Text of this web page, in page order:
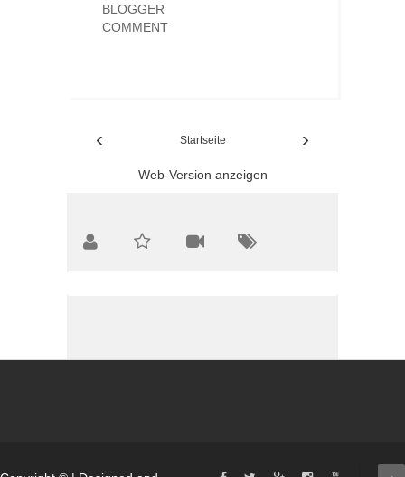
BLOGGER
COMMENT
‹ ›
Startseite
Web-Version anzeigen